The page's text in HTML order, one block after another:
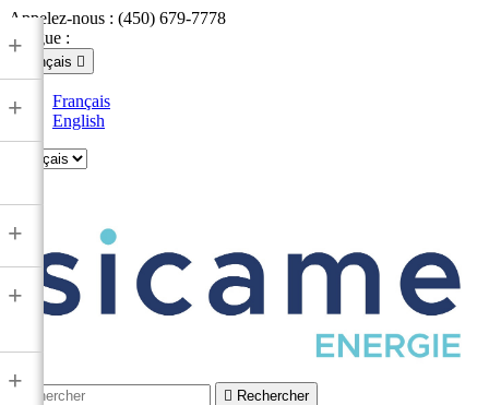
Appelez-nous : (450) 679-7778
Langue :
Français 
Français
English
 Rechercher
+
+
+
+
+